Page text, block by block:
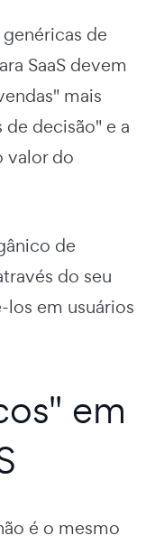
de
SaaS devem
mais
decisão" e a
valor do
de
do seu
los em usuários
em
é o mesmo